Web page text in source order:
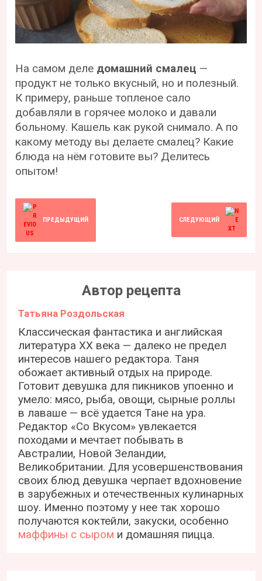
На самом деле домашний смалец —
продукт не только вкусный, но и полезный.
К примеру, раньше топленое сало
добавляли в горячее молоко и давали
больному. Кашель как рукой снимало. А по
какому методу вы делаете смалец? Какие
блюда на нём готовите вы? Делитесь
опытом!
ПРЕДЫДУЩИЙ СЛЕДУЮЩИЙ
Автор рецепта
Татьяна Роздольская
Классическая фантастика и английская
литература ХХ века — далеко не предел
интересов нашего редактора. Таня
обожает активный отдых на природе.
Готовит девушка для пикников упоенно и
умело: мясо, рыба, овощи, сырные роллы
в лаваше — всё удается Тане на ура.
Редактор «Со Вкусом» увлекается
походами и мечтает побывать в
Австралии, Новой Зеландии,
Великобритании. Для усовершенствования
своих блюд девушка черпает вдохновение
в зарубежных и отечественных кулинарных
шоу. Именно поэтому у нее так хорошо
получаются коктейли, закуски, особенно
маффины с сыром и домашняя пицца.